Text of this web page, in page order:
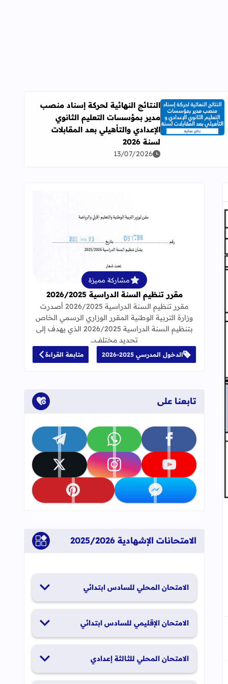
اقرأ المزيد عن النتائج النهائية لحركة إسناد منصب مدير بمؤسسات
النتائج النهائية لحركة إسناد منصب
مدير بمؤسسات التعليم الثانوي
الإعدادي والتأهيلي بعد المقابلات
لسنة 2026
13/07/2026
العلامات المرجعية
قراءة المزيد عن مقرر تنظيم السنة الدراسية
مشاركة مميزة
مقرر تنظيم السنة الدراسية 2026/2025
مقرر تنظيم السنة الدراسية 2026/2025 أصدرت
وزارة التربية الوطنية المقرر الوزاري الرسمي الخاص
بتنظيم السنة الدراسية 2026/2025 الذي يهدف إلى
تحديد مختلف…
الدخول المدرسي 2025-2026 متابعة القراءة
تابعنا على
تابعنا على facebook تابعنا على whatsapp تابعنا على telegram
تابعنا على youtube تابعنا على instagram تابعنا على x
تابعنا على messenger تابعنا على pinterest
الامتحانات الإشهادية 2025/2026
الامتحان المحلي للسادس ابتدائي
الامتحان الإقليمي للسادس ابتدائي
الامتحان المحلي للثالثة إعدادي